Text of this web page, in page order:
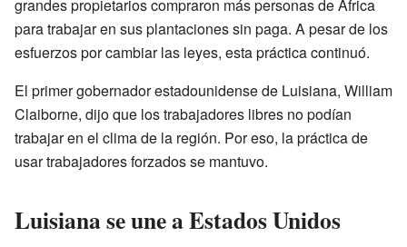
grandes propietarios compraron más personas de África
para trabajar en sus plantaciones sin paga. A pesar de los
esfuerzos por cambiar las leyes, esta práctica continuó.
El primer gobernador estadounidense de Luisiana, William
Claiborne, dijo que los trabajadores libres no podían
trabajar en el clima de la región. Por eso, la práctica de
usar trabajadores forzados se mantuvo.
Luisiana se une a Estados Unidos